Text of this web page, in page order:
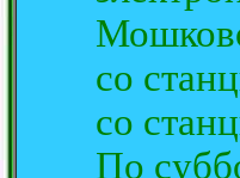
со
со
По